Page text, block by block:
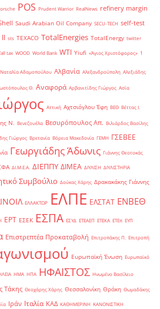
POS Prudent Warrior RealNews refinery margin
Saudi Arabian Oil Company SECU-TECH self-test
II sts TEXACO TotalEnergies TotalEnergy twitter
tax WOOD World Bank WTI Yiufi «Άγιος Χριστόφορος» ΄1
Ναταλία Αδαμοπούλου Αλβανία Αλεξανδρούπολη Αλεξιάδης
Θ. Αναφορά Αρβανιτίδης Γιώργος Ασία
Αττική Αχτσιόγλου Έφη ΒΕΘ Βέττας Ι.
Ν. Βενεζουέλα Βεσυρόπουλος Απ. Βιλιάρδος Βασίλης
Γιώργος Βρετανία Βόρεια Μακεδονία ΓΕΜΗ ΓΣΕΒΕΕ
Γεωργιάδης Άδωνις Γιάννης Θεοτοκάς
ΔΙ.Μ.Ε.Α. ΔΙΕΠΠΥ ΔΙΜΕΑ ΔΙΥΛΙΣΗ ΔΙΥΛΙΣΤΗΡΙΑ
Συμβούλιο Δούκας Χάρης Δρακακάκης Γιάννης
ΕΛΛΑΚΤΩΡ ΕΛΠΕ ΕΛΣΤΑΤ ΕΝΒΕΘ
ΕΡΤ ΕΣΕΚ ΕΣΠΑ ΕΣΥΔ ΕΤΕΑΕΠ ΕΤΕΚΑ ΕΤΕπ ΕΥΠ
Επιστρεπτέα Προκαταβολή Επιτροπάκης Π. Επιτροπή
Ευρωπαϊκή Ένωση Ευρωπαϊκό
ΗΜΑ ΗΠΑ ΗΦΑΙΣΤΟΣ Ηνωμένο Βασίλειο
Τάκης Θεοχάρης Χάρης Θεσσαλονίκη Θράκη Θωμαδάκης
Ιράν Ιταλία ΚΑΔ ΚΑΘΗΜΕΡΙΝΗ ΚΑΝΟΝΙΣΤΙΚΗ